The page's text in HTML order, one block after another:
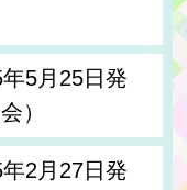
5月25日発
）
2月27日発